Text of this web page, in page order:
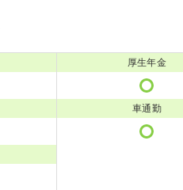
厚生年金
車通勤